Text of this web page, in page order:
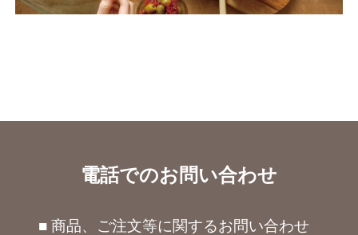
電話でのお問い合わせ
■ 商品、ご注文等に関するお問い合わせ